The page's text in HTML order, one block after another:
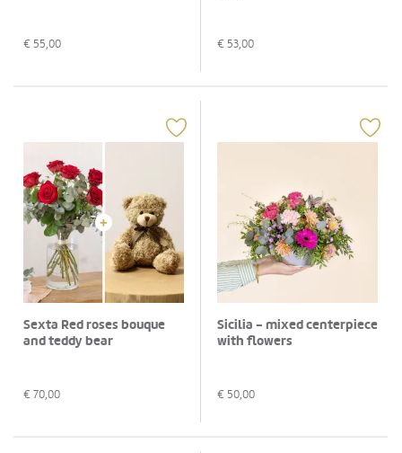
€ 55,00 € 53,00
Sexta Red roses bouque
and teddy bear
€ 70,00
Sicilia - mixed centerpiece
with flowers
€ 50,00